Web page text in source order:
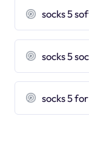
socks 5
socks 5
socks 5